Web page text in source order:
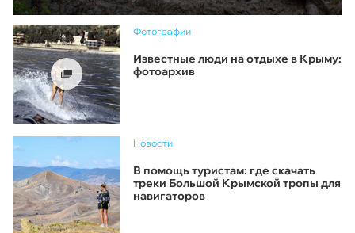
Фотографии
Известные люди на отдыхе в Крыму:
фотоархив
Новости
В помощь туристам: где скачать
треки Большой Крымской тропы для
навигаторов